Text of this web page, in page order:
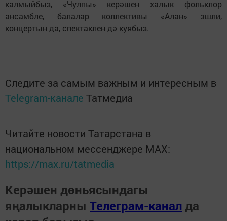
калмыйбыз, «Чулпы» керәшен халык фольклор
ансамбле, балалар коллективы «Алан» эшли,
концертын да, спектаклен дә куябыз.
Следите за самым важным и интересным в
Telegram-канале Татмедиа
Читайте новости Татарстана в
национальном мессенджере MАХ:
https://max.ru/tatmedia
Керәшен дөньясындагы
яңалыкларны Телеграм-канал да